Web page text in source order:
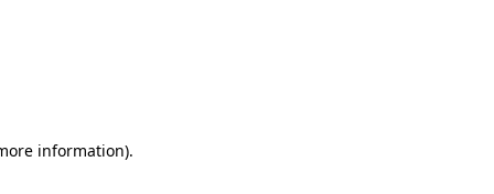
information).